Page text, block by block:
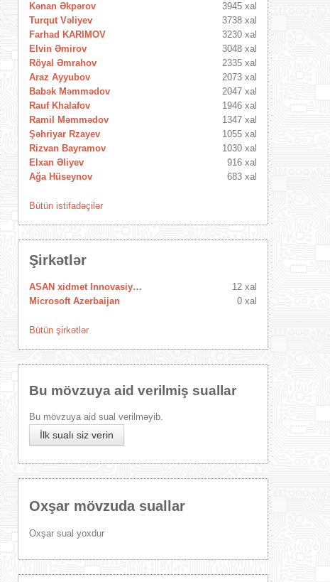
Kənan Əkpərov
3945 xal
Turqut Vəliyev
3738 xal
Farhad KARIMOV
3230 xal
Elvin Əmirov
3048 xal
Röyal Əmrahov
2335 xal
Araz Ayyubov
2073 xal
Babək Məmmədov
2047 xal
Rauf Khalafov
1946 xal
Ramil Məmmədov
1347 xal
Şəhriyar Rzayev
1055 xal
Rizvan Bayramov
1030 xal
Elxan Əliyev
916 xal
Ağa Hüseynov
683 xal
Bütün istifadəçilər
Şirkətlər
ASAN xidmet Innovasiya Mərkəzi
12 xal
Microsoft Azerbaijan
0 xal
Bütün şirkətlər
Bu mövzuya aid verilmiş suallar
Bu mövzuya aid sual verilməyib.
İlk sualı siz verin
Oxşar mövzuda suallar
Oxşar sual yoxdur